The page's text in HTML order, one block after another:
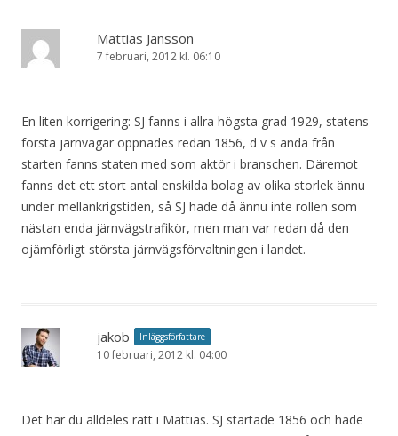
Mattias Jansson
7 februari, 2012 kl. 06:10
En liten korrigering: SJ fanns i allra högsta grad 1929, statens
första järnvägar öppnades redan 1856, d v s ända från
starten fanns staten med som aktör i branschen. Däremot
fanns det ett stort antal enskilda bolag av olika storlek ännu
under mellankrigstiden, så SJ hade då ännu inte rollen som
nästan enda järnvägstrafikör, men man var redan då den
ojämförligt största järnvägsförvaltningen i landet.
jakob Inläggsförfattare
10 februari, 2012 kl. 04:00
Det har du alldeles rätt i Mattias. SJ startade 1856 och hade